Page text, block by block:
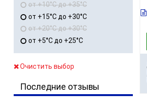
от +10°C до +35°C
от +15°C до +30°C
от +20°C до +30°C
от +5°C до +25°C
Очистить выбор
Последние отзывы